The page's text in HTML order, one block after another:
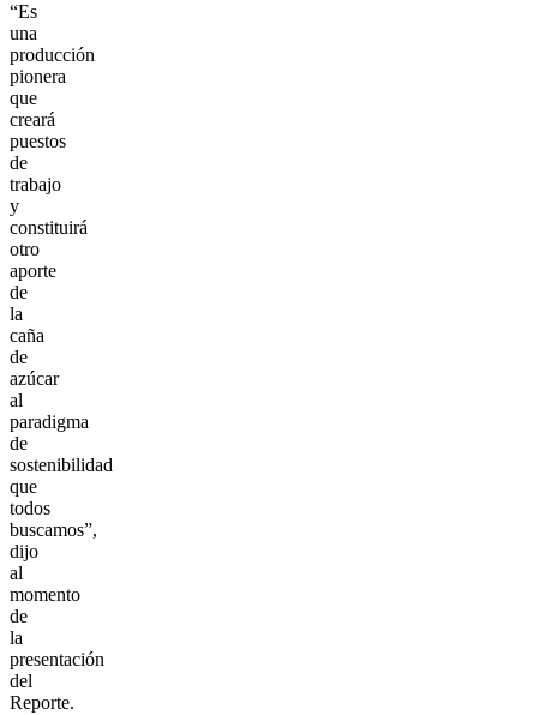
“Es
una
producción
pionera
que
creará
puestos
de
trabajo
y
constituirá
otro
aporte
de
la
caña
de
azúcar
al
paradigma
de
sostenibilidad
que
todos
buscamos”,
dijo
al
momento
de
la
presentación
del
Reporte.